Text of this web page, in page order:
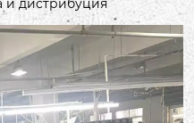
и дистрибуция